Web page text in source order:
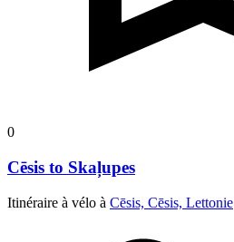
0
Cēsis to Skaļupes
Itinéraire à vélo à Cēsis, Cēsis, Lettonie